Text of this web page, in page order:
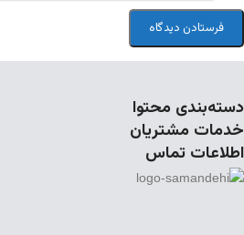
دسته‌بندی محتوا
خدمات مشتریان
اطلاعات تماس